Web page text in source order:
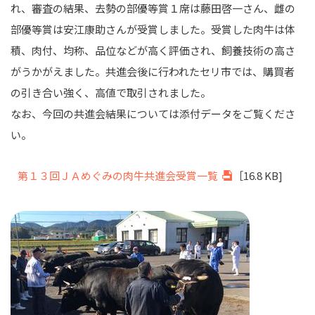
れ、審査の結果、去勢の部優等賞１席は藤田啓一さん、雌の
部優等賞は安江康助さんが受賞しました。受賞した肉牛は体
積、肉付、均称、品位などが高く評価され、飼養技術の高さ
がうかがえました。共進会後に行われたセリ市では、購買者
の引き合い強く、高値で取引されました。
なお、今回の共進会結果については添付データをご覧くださ
い。
第１３回ＪＡめぐみの肉牛共進会受賞一覧 ［16.8 KB]